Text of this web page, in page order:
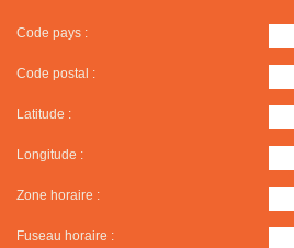
Code pays :
Code postal :
Latitude :
Longitude :
Zone horaire :
Fuseau horaire :